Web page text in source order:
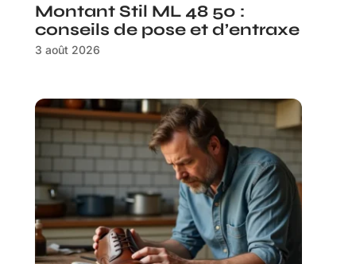
Montant Stil ML 48 50 :
conseils de pose et d’entraxe
3 août 2026